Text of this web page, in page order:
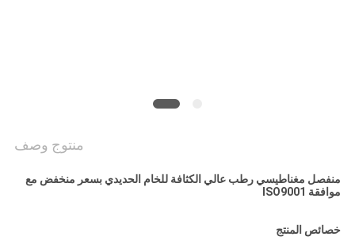
منتوج وصف
منفصل مغناطيسي رطب عالي الكثافة للخام الحديدي بسعر منخفض مع
موافقة ISO9001
خصائص المنتج